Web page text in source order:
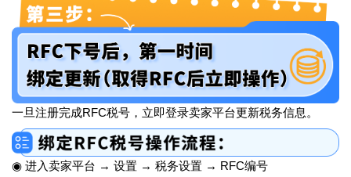
一旦注册完成RFC税号，立即登录卖家平台更新税务信息。
◉ 进入卖家平台 → 设置 → 税务设置 → RFC编号